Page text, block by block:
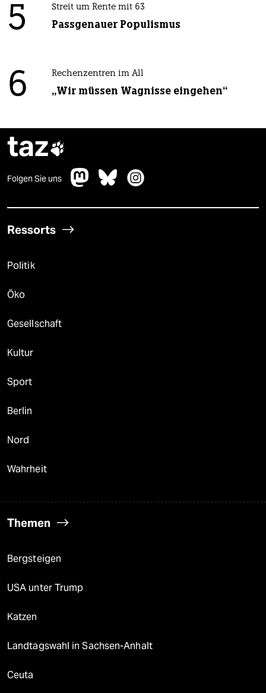
5 Streit um Rente mit 63
Passgenauer Populismus
6 Rechenzentren im All
„Wir müssen Wagnisse eingehen“
taz
Folgen Sie uns
Ressorts
Politik
Öko
Gesellschaft
Kultur
Sport
Berlin
Nord
Wahrheit
Themen
Bergsteigen
USA unter Trump
Katzen
Landtagswahl in Sachsen-Anhalt
Ceuta